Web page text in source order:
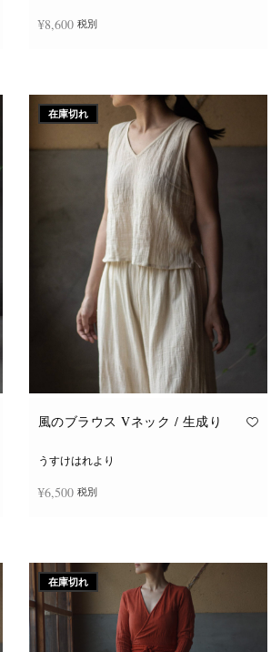
¥8,600 税別
品
に
は
複
数
の
バ
リ
エ
ー
シ
ン
が
あ
り
ま
す。
オ
プ
シ
ョ
ン
は
品
ペ
す
在庫切れ
風のブラウス Vネック / 生成り
うすけはれより
¥6,500 税別
在庫切れ